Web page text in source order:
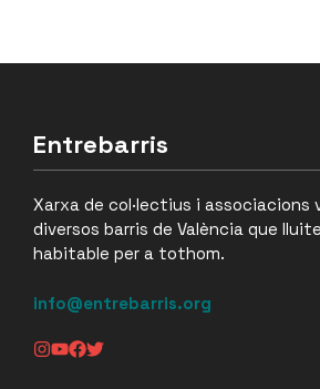
Entrebarris
Xarxa de col·lectius i associacions
diversos barris de València que
habitable per a tothom.
info@entrebarris.org